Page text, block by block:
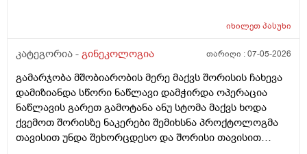
იხილეთპასუხი
კატეგორია - გინეკოლოგია თარიღი :07-05-2026
გამარჯობა მშობიარობის მერე მაქვს შორისის ჩახევა
დამიზიანდა სწორი ნაწლავი დამჭირდა ოპერაცია
ნაწლავის გარეთ გამოტანა ანუ სტომა მაქვს ხოდა
ქვემოთ შორისზე ნაკერები შემიხსნა პროქტოლოგმა
თავისით უნდა შეხორცდესო და შორისი თავისით